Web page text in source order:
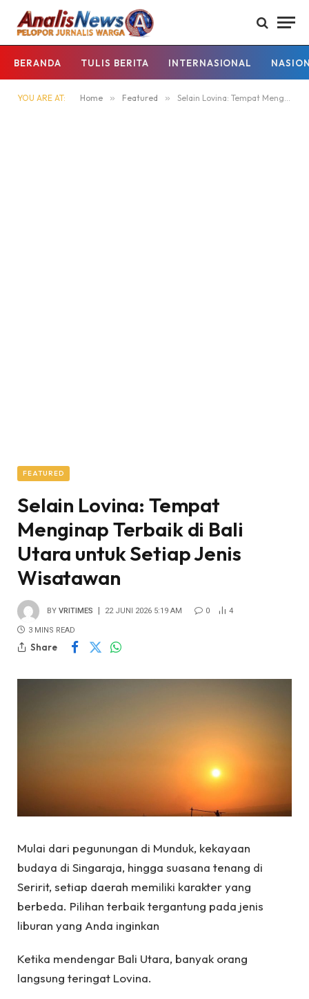
BERANDA TULIS BERITA INTERNASIONAL
YOU ARE AT: Home » Featured » Selain Lovina: Tempat Menginap Terbaik di Bali Utara untuk Setiap Jenis Wisatawan
FEATURED
Selain Lovina: Tempat
Menginap Terbaik di Bali
Utara untuk Setiap Jenis
Wisatawan
BY VRITIMES 22 JUNI 2026 5:19 AM 0 4
3 MINS READ
Share
Mulai dari pegunungan di Munduk, kekayaan
budaya di Singaraja, hingga suasana tenang di
Seririt, setiap daerah memiliki karakter yang
berbeda. Pilihan terbaik tergantung pada jenis
liburan yang Anda inginkan
Ketika mendengar Bali Utara, banyak orang
langsung teringat Lovina.